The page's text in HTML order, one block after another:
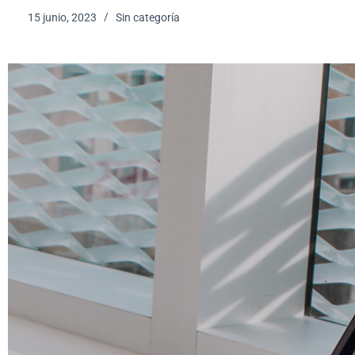
15 junio, 2023 Sin categoría